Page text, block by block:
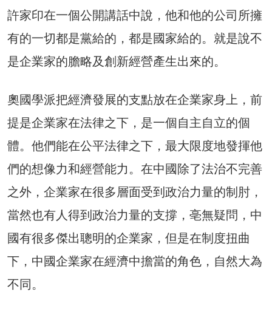
許家印在一個公開講話中說，他和他的公司所擁
有的一切都是黨給的，都是國家給的。就是說不
是企業家的膽略及創新經營產生出來的。
奧國學派把經濟發展的支點放在企業家身上，前
提是企業家在法律之下，是一個自主自立的個
體。他們能在公平法律之下，最大限度地發揮他
們的想像力和經營能力。在中國除了法治不完善
之外，企業家在很多層面受到政治力量的制肘，
當然也有人得到政治力量的支撐，亳無疑問，中
國有很多傑出聰明的企業家，但是在制度扭曲
下，中國企業家在經濟中擔當的角色，自然大為
不同。